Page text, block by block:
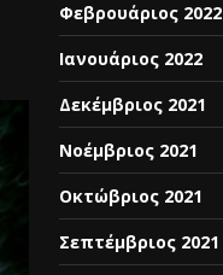
Φεβρουάριος 2022
Ιανουάριος 2022
Δεκέμβριος 2021
Νοέμβριος 2021
Οκτώβριος 2021
Σεπτέμβριος 2021